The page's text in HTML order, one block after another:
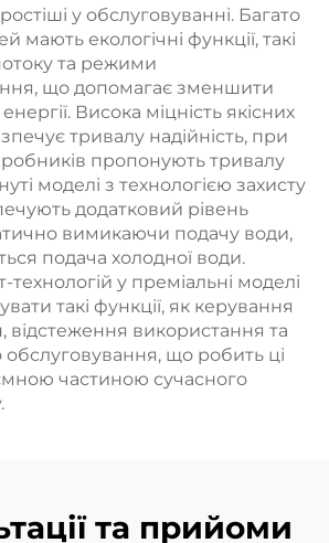
у обслуговуванні. Багато
мають екологічні функції, такі
та режими
що допомагає зменшити
Висока міцність якісних
тривалу надійність, при
пропонують тривалу
моделі з технологією захисту
додатковий рівень
вимикаючи подачу води,
подача холодної води.
технологій у преміальні моделі
такі функції, як керування
відстеження використання та
що робить ці
частиною сучасного
та прийоми